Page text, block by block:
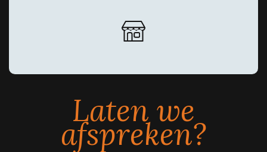
Laten we
afspreken?